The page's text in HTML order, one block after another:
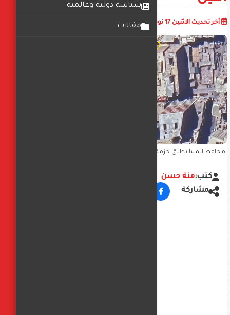
سياسة دولية وعالمية
مقالات أخر تحديث الاثنين 17 نوفمبر 2025 01:14:38 م
محافظ المنيا يطلق حزمة إجراءات لتحسين الحركة المرورية ودعم مناخ
كتب:منة حسن
مشاركة